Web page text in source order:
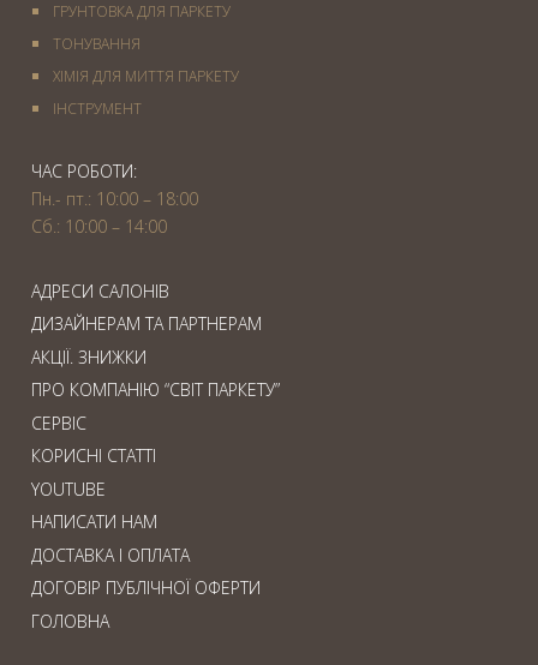
ГРУНТОВКА ДЛЯ ПАРКЕТУ
ТОНУВАННЯ
ХІМІЯ ДЛЯ МИТТЯ ПАРКЕТУ
IНСТРУМЕНТ
ЧАС РОБОТИ:
Пн.- пт.: 10:00 – 18:00
Сб.: 10:00 – 14:00
АДРЕСИ САЛОНІВ
ДИЗАЙНЕРАМ ТА ПАРТНЕРАМ
АКЦІЇ. ЗНИЖКИ
ПРО КОМПАНІЮ “СВІТ ПАРКЕТУ”
СЕРВІС
КОРИСНІ СТАТТІ
YOUTUBE
НАПИСАТИ НАМ
ДОСТАВКА І ОПЛАТА
ДОГОВІР ПУБЛІЧНОЇ ОФЕРТИ
ГОЛОВНА